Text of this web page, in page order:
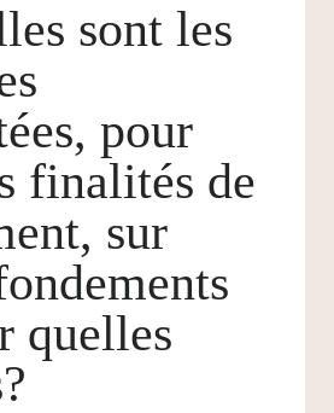
sont les
pour
finalités de
sur
quelles